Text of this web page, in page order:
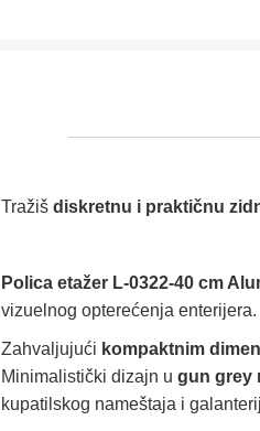
Tražiš diskretnu i praktičnu
Polica etažer L-0322-40 cm
vizuelnog opterećenja enterijera.
Zahvaljujući kompaktnim
Minimalistički dizajn u gun grey
kupatilskog nameštaja i